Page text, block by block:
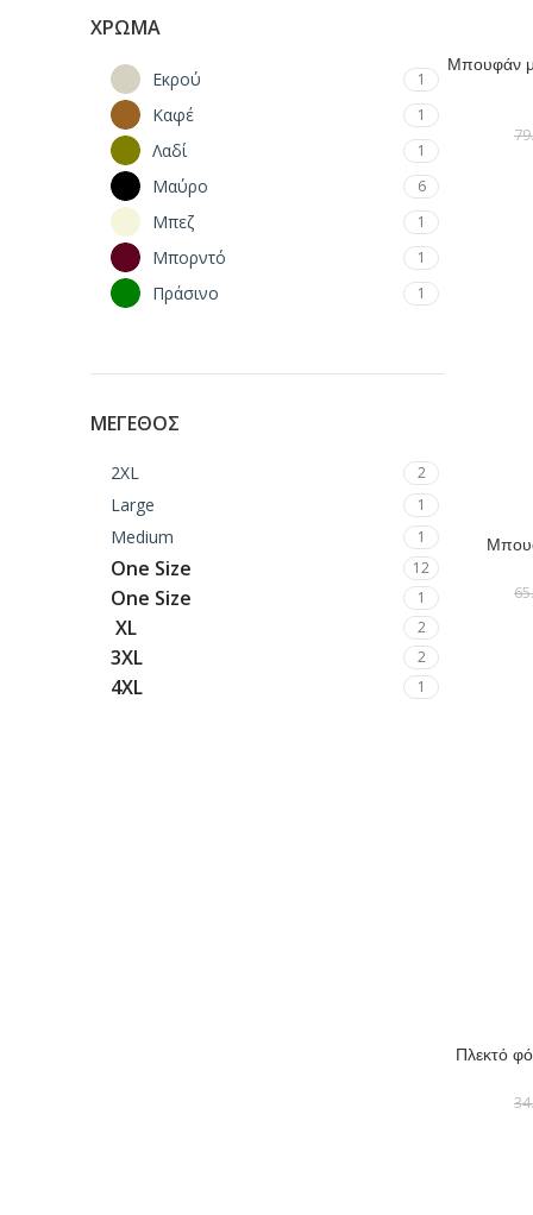
ΧΡΏΜΑ
Εκρού 1
Καφέ 1
Λαδί 1
Μαύρο 6
Μπεζ 1
Μπορντό 1
Πράσινο 1
ΜΈΓΕΘΟΣ
2XL 2
Large 1
Medium 1
One Size 12
One Size 1
XL 2
3XL 2
4XL 1
Μπουφάν
ΕΠΙΛΟΓΉ
Πλεκτό